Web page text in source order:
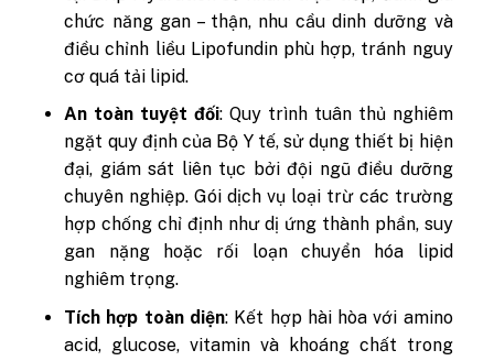
chức năng gan – thận, nhu cầu dinh dưỡng và
điều chỉnh liều Lipofundin phù hợp, tránh nguy
cơ quá tải lipid.
An toàn tuyệt đối: Quy trình tuân thủ nghiêm
ngặt quy định của Bộ Y tế, sử dụng thiết bị hiện
đại, giám sát liên tục bởi đội ngũ điều dưỡng
chuyên nghiệp. Gói dịch vụ loại trừ các trường
hợp chống chỉ định như dị ứng thành phần, suy
gan nặng hoặc rối loạn chuyển hóa lipid
nghiêm trọng.
Tích hợp toàn diện: Kết hợp hài hòa với amino
acid, glucose, vitamin và khoáng chất trong